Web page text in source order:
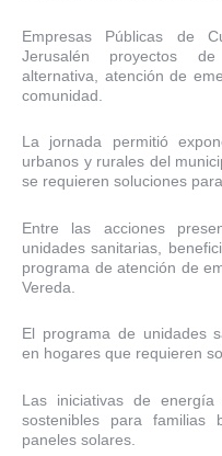
Empresas Públicas de
Jerusalén proyectos
alternativa, atención de
comunidad.
La jornada permitió
urbanos y rurales del
se requieren soluciones
Entre las acciones
unidades sanitarias,
programa de atención de
Vereda.
El programa de unidades
en hogares que requieren
Las iniciativas de
sostenibles para familias
paneles solares.